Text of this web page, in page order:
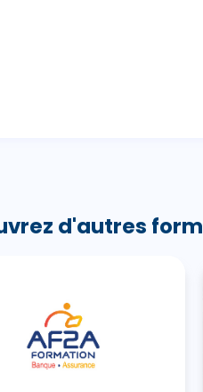
d'autres